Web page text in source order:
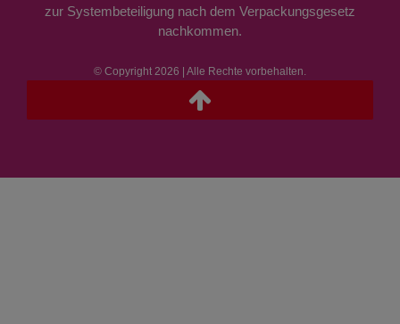
zur Systembeteiligung nach dem Verpackungsgesetz
nachkommen.
© Copyright 2026 | Alle Rechte vorbehalten.